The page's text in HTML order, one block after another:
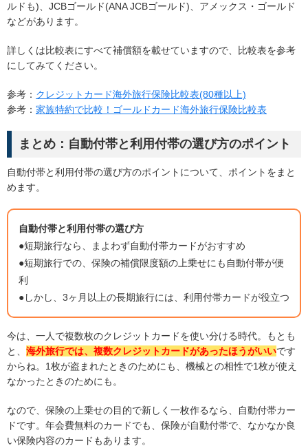
ルドも)、JCBゴールド(ANA JCBゴールド)、アメックス・ゴールド
などがあります。
詳しくは比較表にすべて補償額を載せていますので、比較表を参考
にしてみてください。
参考： クレジットカード海外旅行保険比較表(80種以上)
参考： 家族特約で比較！ゴールドカード海外旅行保険比較表
まとめ：自動付帯と利用付帯の選び方のポイント
自動付帯と利用付帯の選び方のポイントについて、ポイントをまと
めます。
自動付帯と利用付帯の選び方
●短期旅行なら、まよわず自動付帯カードがおすすめ
●短期旅行での、保険の補償限度額の上乗せにも自動付帯が便
利
●しかし、3ヶ月以上の長期旅行には、利用付帯カードが役立つ
今は、一人で複数枚のクレジットカードを使い分ける時代。もとも
と、 海外旅行では、複数クレジットカードがあったほうがいいです
からね。1枚が盗まれたときのためにも、機械との相性で1枚が使え
なかったときのためにも。
なので、保険の上乗せの目的で新しく一枚作るなら、自動付帯カー
ドです。年会費無料のカードでも、保険が自動付帯で、なかなか良
い保険内容のカードもあります。